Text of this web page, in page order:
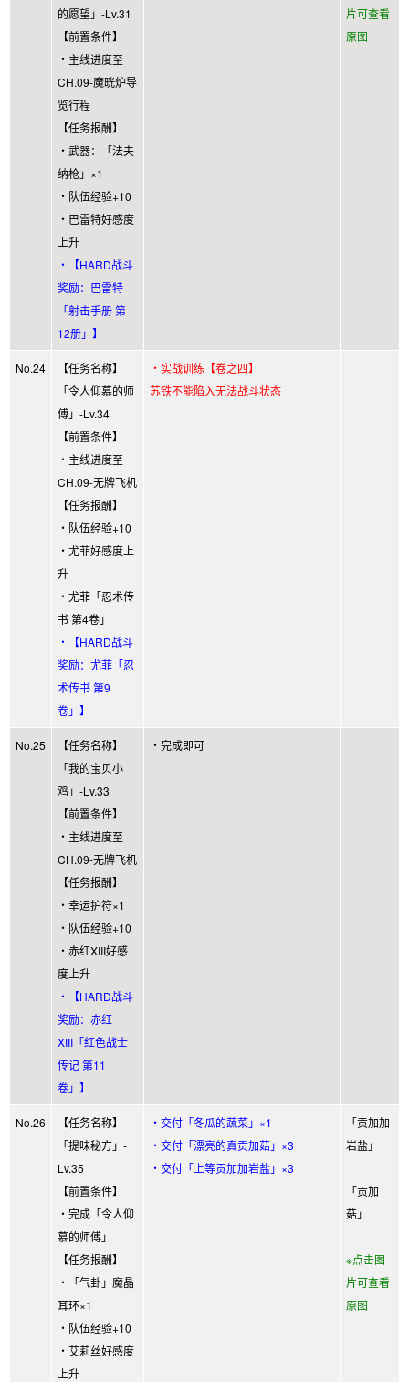
的愿望」-Lv.31
【前置条件】
・主线进度至
CH.09-魔晄炉导
览行程
【任务报酬】
・武器：「法夫
纳枪」×1
・队伍经验+10
・巴雷特好感度
上升
・【HARD战斗
奖励：巴雷特
「射击手册 第
12册」】
片可查看
原图
No.24
【任务名称】
「令人仰慕的师
傅」-Lv.34
【前置条件】
・主线进度至
CH.09-无牌飞机
【任务报酬】
・队伍经验+10
・尤菲好感度上
升
・尤菲「忍术传
书 第4卷」
・【HARD战斗
奖励：尤菲「忍
术传书 第9
卷」】
・实战训练【卷之四】
苏铁不能陷入无法战斗状态
No.25
【任务名称】
「我的宝贝小
鸡」-Lv.33
【前置条件】
・主线进度至
CH.09-无牌飞机
【任务报酬】
・幸运护符×1
・队伍经验+10
・赤红XIII好感
度上升
・【HARD战斗
奖励：赤红
XIII「红色战士
传记 第11
卷」】
・完成即可
No.26
【任务名称】
「提味秘方」-
Lv.35
【前置条件】
・完成「令人仰
慕的师傅」
【任务报酬】
・「气卦」魔晶
耳环×1
・队伍经验+10
・艾莉丝好感度
上升
・交付「冬瓜的蔬菜」×1
・交付「漂亮的真贡加菇」×3
・交付「上等贡加加岩盐」×3
「贡加加
岩盐」
「贡加
菇」
※点击图
片可查看
原图